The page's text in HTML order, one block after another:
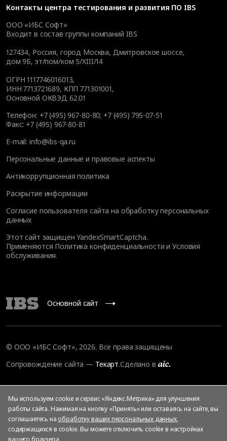
Контакты центра тестирования и развития ПО IBS
ООО «ИБС Софт»
Входит в состав группы компаний IBS
127434, Россия, город Москва, Дмитровское шоссе,
дом 9Б, эт/пом/ком 5/XIII/14
ОГРН 1117746016013,
ИНН 7713721689, КПП 771301001,
Основной ОКВЭД 62.01
Телефон: +7 (495) 967-80-80; +7 (495) 795-07-51
Факс: +7 (495) 967-80-81
E-mail: info@ibs-qa.ru
Персональные данные и правовые аспекты
Антикоррупционная политика
Раскрытие информации
Согласие пользователя сайта на обработку персональных
данных
Этот сайт защищен YandexSmartCaptcha.
Применяются Политика конфиденциальности иУсловия
обслуживания.
Основной сайт
© ООО «ИБС Софт», 2026. Все права защищены
Сопровождение сайта — Текарт.Сделано в
Мы используем cookie и сервис «Яндекс.Метрика» для улучшения
работы сайта. Нажимая на кнопку «Принять» или оставаясь на сайте, вы
соглашаетесь на обработку ваших персональных данных,
содержащихся в cookie. Вы можете отключить cookie в настройках
вашего браузера